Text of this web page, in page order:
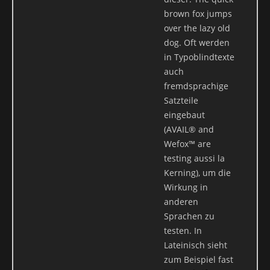
jederzeit das Recht auf unentgeltliche Auskunft über Ihre
gespeicherten personenbezogenen Daten, deren Herkunft und
Empfänger und den Zweck der Datenverarbeitung und ggf. ein
Recht auf Berichtigung, Sperrung oder Löschung dieser Daten.
Hierzu sowie zu weiteren Fragen zum Thema personenbezogene
Daten können Sie sich jederzeit unter der im Impressum
angegebenen Adresse an uns wenden.
3. Datenerfassung auf unserer Website
Die Internetseiten verwenden teilweise so genannte Cookies.
Cookies richten auf Ihrem Rechner keinen Schaden an und
enthalten keine Viren. Cookies dienen dazu, unser Angebot
nutzerfreundlicher, effektiver und sicherer zu machen. Cookies
sind kleine Textdateien, die auf Ihrem Rechner abgelegt werden
und die Ihr Browser speichert.
Die meisten der von uns verwendeten Cookies sind so genannte
brown fox jumps
over the lazy old
dog. Oft werden
in Typoblindtexte
auch
fremdsprachige
Satzteile
eingebaut
(AVAIL® and
Wefox™ are
testing aussi la
Kerning), um die
Wirkung in
anderen
Sprachen zu
testen. In
Lateinisch sieht
zum Beispiel fast